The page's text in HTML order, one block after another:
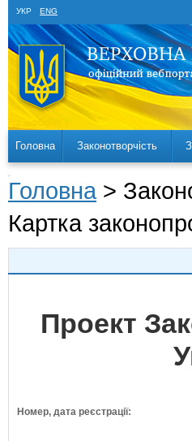
УКР ENG
Головна Законотворчість
Головна >
Картка
Проект
Номер, дата реєстрації: